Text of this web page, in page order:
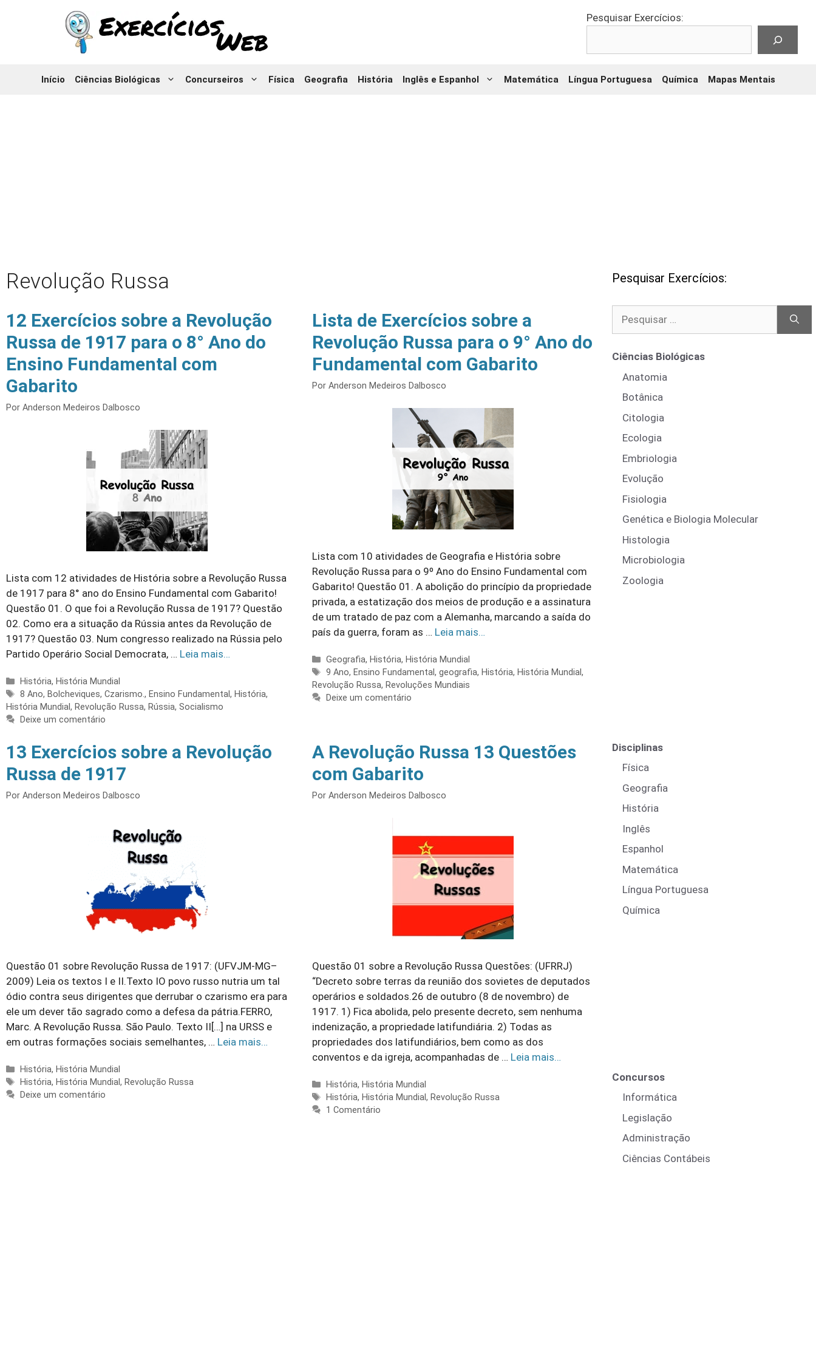
Pesquisar Exercícios:
Início Ciências Biológicas Concurseiros Física Geografia História Inglês e Espanhol Matemática Língua Portuguesa Química Mapas Mentais
Revolução Russa
12 Exercícios sobre a Revolução
Russa de 1917 para o 8° Ano do
Ensino Fundamental com
Gabarito
Por Anderson Medeiros Dalbosco
Lista com 12 atividades de História sobre a Revolução Russa
de 1917 para 8° ano do Ensino Fundamental com Gabarito!
Questão 01. O que foi a Revolução Russa de 1917? Questão
02. Como era a situação da Rússia antes da Revolução de
1917? Questão 03. Num congresso realizado na Rússia pelo
Partido Operário Social Democrata, … Leia mais…
Categorias
História, História Mundial
Tags
8 Ano, Bolcheviques,Czarismo., Ensino Fundamental, História,
História Mundial, Revolução Russa, Rússia, Socialismo
Deixe um comentário
Lista de Exercícios sobre a
Revolução Russa para o 9° Ano do
Fundamental com Gabarito
Por Anderson Medeiros Dalbosco
Lista com 10 atividades de Geografia e História sobre
Revolução Russa para o 9º Ano do Ensino Fundamental com
Gabarito! Questão 01. A abolição do princípio da propriedade
privada, a estatização dos meios de produção e a assinatura
de um tratado de paz com a Alemanha, marcando a saída do
país da guerra, foram as … Leia mais…
Categorias
Geografia, História, História Mundial
Tags
9 Ano, Ensino Fundamental,geografia, História, História Mundial,
Revolução Russa, Revoluções Mundiais
Deixe um comentário
13 Exercícios sobre a Revolução
Russa de 1917
Por Anderson Medeiros Dalbosco
Questão 01 sobre Revolução Russa de 1917: (UFVJM-MG–
2009) Leia os textos I e II.Texto IO povo russo nutria um tal
ódio contra seus dirigentes que derrubar o czarismo era para
ele um dever tão sagrado como a defesa da pátria.FERRO,
Marc. A Revolução Russa. São Paulo. Texto II[…] na URSS e
em outras formações sociais semelhantes, … Leia mais…
Categorias
História, História Mundial
Tags
História, História Mundial, Revolução Russa
Deixe um comentário
A Revolução Russa 13 Questões
com Gabarito
Por Anderson Medeiros Dalbosco
Questão 01 sobre a Revolução Russa Questões: (UFRRJ)
“Decreto sobre terras da reunião dos sovietes de deputados
operários e soldados.26 de outubro (8 de novembro) de
1917. 1) Fica abolida, pelo presente decreto, sem nenhuma
indenização, a propriedade latifundiária. 2) Todas as
propriedades dos latifundiários, bem como as dos
conventos e da igreja, acompanhadas de … Leia mais…
Categorias
História, História Mundial
Tags
História, História Mundial, Revolução Russa
1 Comentário
Pesquisar Exercícios:
Ciências Biológicas
Anatomia
Botânica
Citologia
Ecologia
Embriologia
Evolução
Fisiologia
Genética e Biologia Molecular
Histologia
Microbiologia
Zoologia
Disciplinas
Física
Geografia
História
Inglês
Espanhol
Matemática
Língua Portuguesa
Química
Concursos
Informática
Legislação
Administração
Ciências Contábeis